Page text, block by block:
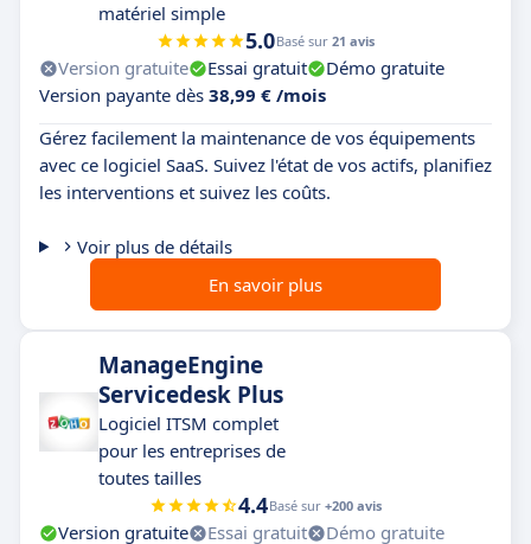
matériel simple
5.0Basé sur 21 avis
Version gratuite Essai gratuit
Démo gratuite
Version payante dès 38,99 € /mois
Gérez facilement la maintenance de vos équipements
avec ce logiciel SaaS. Suivez l'état de vos actifs, planifiez
les interventions et suivez les coûts.
Voir plus de détails
En savoir plus
ManageEngine
Servicedesk Plus
Logiciel ITSM complet
pour les entreprises de
toutes tailles
4.4Basé sur +200 avis
Version gratuite Essai gratuit
Démo gratuite